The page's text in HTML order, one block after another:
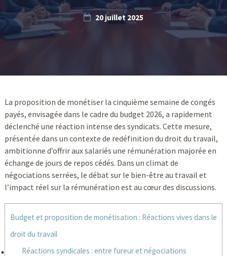
20 juillet 2025
La proposition de monétiser la cinquième semaine de congés
payés, envisagée dans le cadre du budget 2026, a rapidement
déclenché une réaction intense des syndicats. Cette mesure,
présentée dans un contexte de redéfinition du droit du travail,
ambitionne d’offrir aux salariés une rémunération majorée en
échange de jours de repos cédés. Dans un climat de
négociations serrées, le débat sur le bien-être au travail et
l’impact réel sur la rémunération est au cœur des discussions.
Budget et proposition de monétisation : Réactions vives dans le
droit du travail
Réactions syndicales : entre fureur et négociations